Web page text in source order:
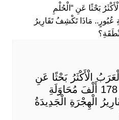
الْأَكْثَرُ بَحْثًا عَنِ
“الْحُلْمِ الْأُورُوبِيِّ”؟… 178 أَلْفَ مُحَاوَلَةِ
الْهِجْرَةِ الْجَدِيدَةُ